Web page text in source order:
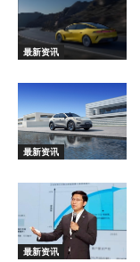
最新资讯
最新资讯
最新资讯